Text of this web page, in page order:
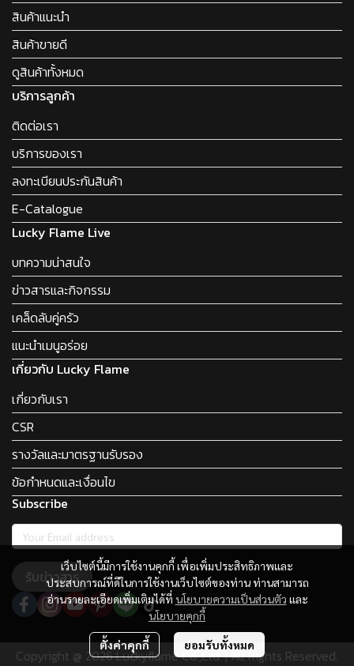
เว็บไซต์นี้มีการใช้งานคุกกี้ เพื่อเพิ่มประสิทธิภาพและ
ประสบการณ์ที่ดีในการใช้งานเว็บไซต์ของท่าน ท่านสามารถ
อ่านรายละเอียดเพิ่มเติมได้ที่ นโยบายความเป็นส่วนตัว และ
นโยบายคุกกี้
ตั้งค่าคุกกี้ ยอมรับทั้งหมด
สินค้าแนะนำ
สินค้าขายดี
ดูสินค้าทั้งหมด
บริการลูกค้า
ติดต่อเรา
บริการของเรา
ลงทะเบียนประกันสินค้า
E-Catalogue
Lucky Flame Live
บทความน่าสนใจ
ข่าวสารและกิจกรรม
เคล็ดลับคู่ครัว
แนะนำเมนูอร่อย
เกี่ยวกับ Lucky Flame
เกี่ยวกับเรา
CSR
รางวัลและมาตรฐานรับรอง
ข้อกำหนดและเงื่อนไข
Subscribe
รับข่าวสาร
Copyright @ 2026 Luckyflame Co.,Ltd. | All Rights Reserved.